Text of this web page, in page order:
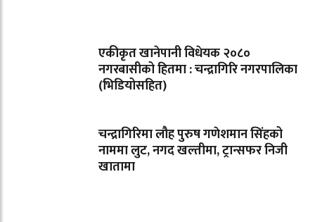
एकीकृत खानेपानी विधेयक २०८०
नगरबासीको हितमा : चन्द्रागिरि नगरपालिका
(भिडियोसहित)
चन्द्रागिरिमा लौह पुरुष गणेशमान सिंहको
नाममा लुट, नगद खल्तीमा, ट्रान्सफर निजी
खातामा